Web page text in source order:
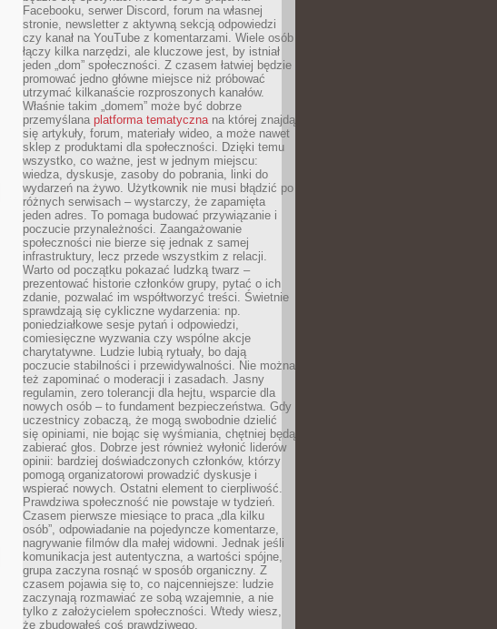
Facebooku, serwer Discord, forum na własnej
stronie, newsletter z aktywną sekcją odpowiedzi
czy kanał na YouTube z komentarzami. Wiele osób
łączy kilka narzędzi, ale kluczowe jest, by istniał
jeden „dom” społeczności. Z czasem łatwiej będzie
promować jedno główne miejsce niż próbować
utrzymać kilkanaście rozproszonych kanałów.
Właśnie takim „domem” może być dobrze
przemyślana platforma tematycznana której znajdą
się artykuły, forum, materiały wideo, a może nawet
sklep z produktami dla społeczności. Dzięki temu
wszystko, co ważne, jest w jednym miejscu:
wiedza, dyskusje, zasoby do pobrania, linki do
wydarzeń na żywo. Użytkownik nie musi błądzić po
różnych serwisach – wystarczy, że zapamięta
jeden adres. To pomaga budować przywiązanie i
poczucie przynależności. Zaangażowanie
społeczności nie bierze się jednak z samej
infrastruktury, lecz przede wszystkim z relacji.
Warto od początku pokazać ludzką twarz –
prezentować historie członków grupy, pytać o ich
zdanie, pozwalać im współtworzyć treści. Świetnie
sprawdzają się cykliczne wydarzenia: np.
poniedziałkowe sesje pytań i odpowiedzi,
comiesięczne wyzwania czy wspólne akcje
charytatywne. Ludzie lubią rytuały, bo dają
poczucie stabilności i przewidywalności. Nie można
też zapominać o moderacji i zasadach. Jasny
regulamin, zero tolerancji dla hejtu, wsparcie dla
nowych osób – to fundament bezpieczeństwa. Gdy
uczestnicy zobaczą, że mogą swobodnie dzielić
się opiniami, nie bojąc się wyśmiania, chętniej będą
zabierać głos. Dobrze jest również wyłonić liderów
opinii: bardziej doświadczonych członków, którzy
pomogą organizatorowi prowadzić dyskusje i
wspierać nowych. Ostatni element to cierpliwość.
Prawdziwa społeczność nie powstaje w tydzień.
Czasem pierwsze miesiące to praca „dla kilku
osób”, odpowiadanie na pojedyncze komentarze,
nagrywanie filmów dla małej widowni. Jednak jeśli
komunikacja jest autentyczna, a wartości spójne,
grupa zaczyna rosnąć w sposób organiczny. Z
czasem pojawia się to, co najcenniejsze: ludzie
zaczynają rozmawiać ze sobą wzajemnie, a nie
tylko z założycielem społeczności. Wtedy wiesz,
że zbudowałeś coś prawdziwego.